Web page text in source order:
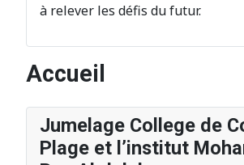
à relever les défis du futur.
Accueil
Jumelage College de
Plage et l’institut